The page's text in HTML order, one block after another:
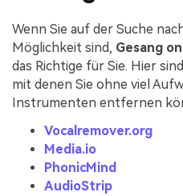
Wenn Sie auf der Suche
Möglichkeit sind, Gesang
das Richtige für Sie. Hier
mit denen Sie ohne viel
Instrumenten entfernen
Vocalremover.org
Media.io
PhonicMind
AudioStrip